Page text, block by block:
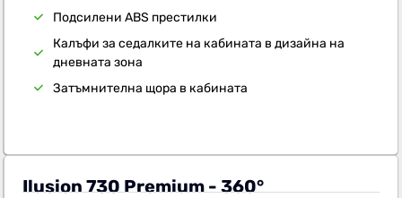
Подсилени ABS престилки
Калъфи за седалките на кабината в дизайна на
дневната зона
Затъмнителна щора в кабината
Ilusion 730 Premium - 360°